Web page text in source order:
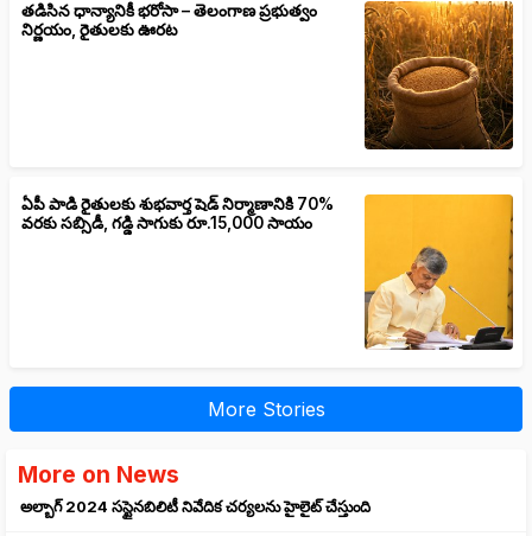
తడిసిన ధాన్యానికీ భరోసా – తెలంగాణ ప్రభుత్వం
నిర్ణయం, రైతులకు ఊరట
ఏపీ పాడి రైతులకు శుభవార్త షెడ్ నిర్మాణానికి 70%
వరకు సబ్సిడీ, గడ్డి సాగుకు రూ.15,000 సాయం
More Stories
More on News
అల్బాగ్ 2024 సస్టైనబిలిటీ నివేదిక చర్యలను హైలైట్ చేస్తుంది